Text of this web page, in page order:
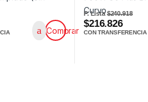
Comprar
P. Lista$240.918
$216.826
CON TRANSFERENCIA